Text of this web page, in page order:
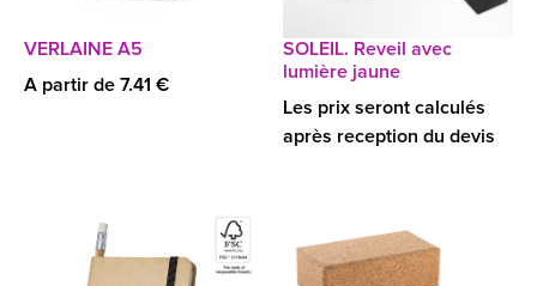
VERLAINE A5
A partir de 7.41 €
SOLEIL. Reveil avec
lumière jaune
Les prix seront calculés
après reception du devis